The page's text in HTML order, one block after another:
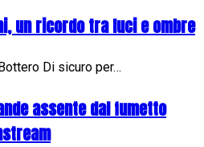
un ricordo tra luci e ombre
Di sicuro per…
assente dal fumetto